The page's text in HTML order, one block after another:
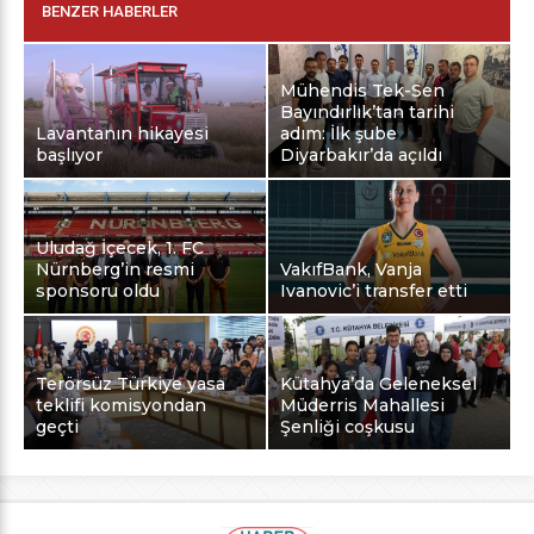
BENZER HABERLER
Lavantanın hikayesi
başlıyor
Mühendis Tek-Sen
Bayındırlık’tan tarihi
adım: İlk şube
Diyarbakır’da açıldı
Uludağ İçecek, 1. FC
Nürnberg’in resmi
sponsoru oldu
VakıfBank, Vanja
Ivanovic’i transfer etti
Terörsüz Türkiye yasa
teklifi komisyondan
geçti
Kütahya’da Geleneksel
Müderris Mahallesi
Şenliği coşkusu